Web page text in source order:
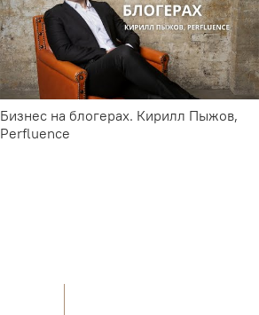
Бизнес на блогерах. Кирилл Пыжов,
Perfluence